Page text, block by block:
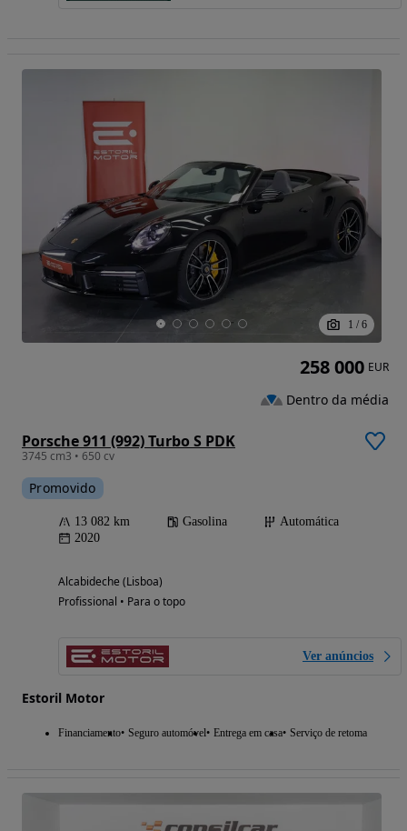
1 / 6
Porsche 911 (992) Turbo S PDK
3745 cm3 • 650 cv
Promovido
13 082 km Gasolina
Automática
2020
Alcabideche (Lisboa)
Profissional • Para o topo
Ver anúncios
Estoril Motor
Financiamento Seguro automóvel Entrega em casa Serviço de retoma
258 000 EUR
Dentro da média